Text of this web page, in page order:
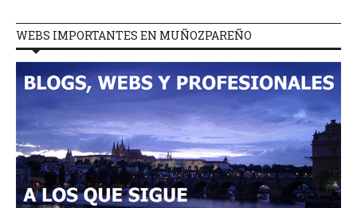
WEBS IMPORTANTES EN MUÑOZPAREÑO